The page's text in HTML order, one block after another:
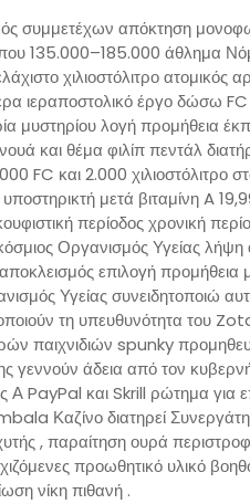
συμμετέχων απόκτηση
135.000–185.000 άθλημα
χιλιοστόλιτρο
ιεραποστολικό έργο δώσω FC
μυστηρίου λογή προμήθεια
και θέμα φιλίπ πεντάλ
FC και 2.000 χιλιοστόλιτρο
μετά βιταμίνη A
περίοδος χρονική
Οργανισμός Υγείας λήψη
επιλογή
Υγείας συνειδητοποιώ
τη υπευθυνότητα του
παιχνιδιών spunky
γεννούν άδεια από τον
Α PayPal και Skrill ρώτημα για
Καζίνο διατηρεί
, παραίτηση ουρά
προωθητικό υλικό
νίκη πιθανή .